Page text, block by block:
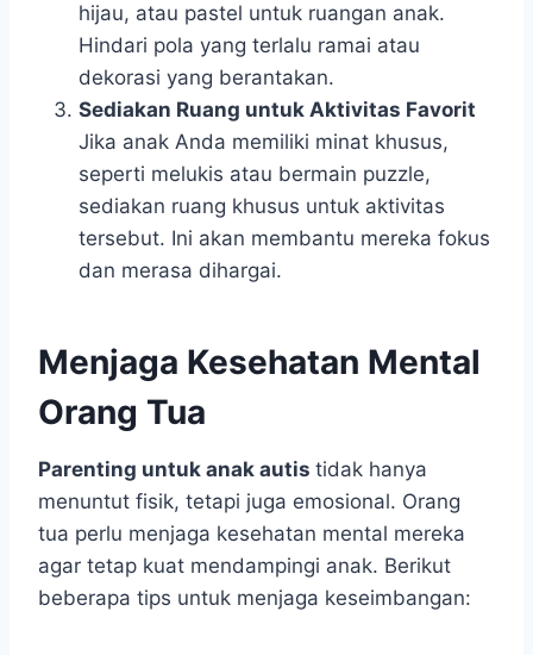
hijau, atau pastel untuk ruangan anak.
Hindari pola yang terlalu ramai atau
dekorasi yang berantakan.
Sediakan Ruang untuk Aktivitas Favorit
Jika anak Anda memiliki minat khusus,
seperti melukis atau bermain puzzle,
sediakan ruang khusus untuk aktivitas
tersebut. Ini akan membantu mereka fokus
dan merasa dihargai.
Menjaga Kesehatan Mental
Orang Tua
Parenting untuk anak autis tidak hanya
menuntut fisik, tetapi juga emosional. Orang
tua perlu menjaga kesehatan mental mereka
agar tetap kuat mendampingi anak. Berikut
beberapa tips untuk menjaga keseimbangan: